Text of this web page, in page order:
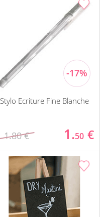
Stylo Ecriture Fine Blanche
1.80 € 1.50 €